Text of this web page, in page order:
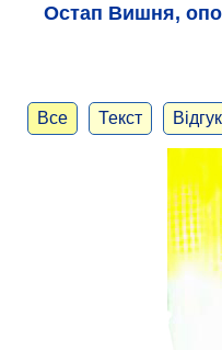
Остап Вишня,
Все Текст